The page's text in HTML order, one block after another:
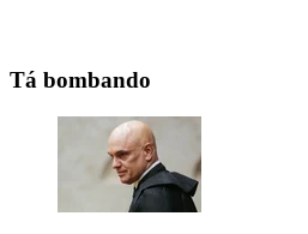
Tá bombando